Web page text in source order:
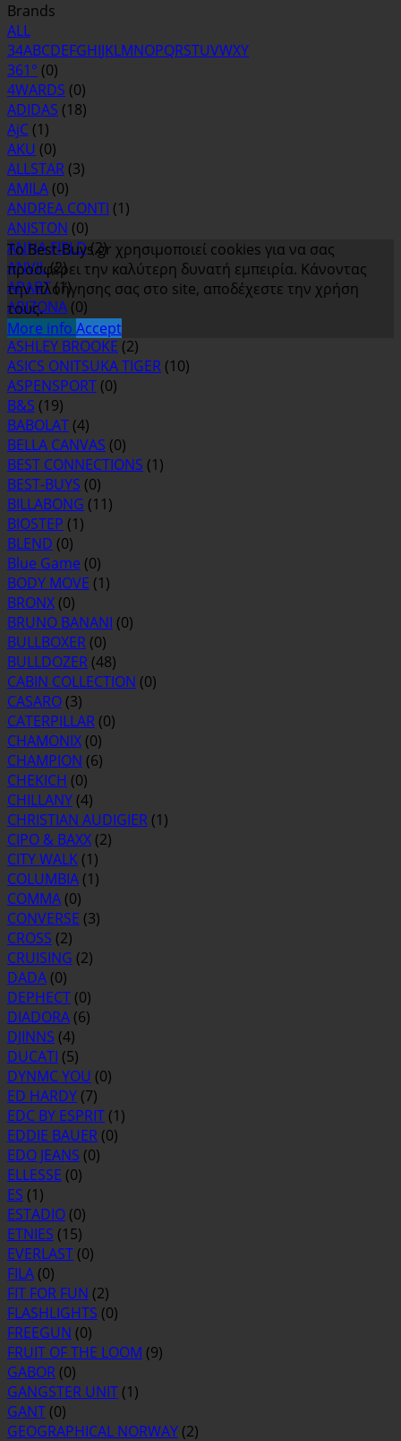
Brands
ALL
34ABCDEFGHIJKLMNOPQRSTUVWXY
361° (0)
4WARDS (0)
ADIDAS (18)
AjC (1)
AKU (0)
ALLSTAR (3)
AMILA (0)
ANDREA CONTI (1)
ANISTON (0)
ANNA FIELD(2)
ANVIL(2)
APART(1)
ARIZONA (0)
ASH(0)
ASHLEY BROOKE (2)
ASICS ONITSUKA TIGER (10)
ASPENSPORT (0)
B&S (19)
BABOLAT (4)
BELLA CANVAS (0)
BEST CONNECTIONS (1)
BEST-BUYS (0)
BILLABONG (11)
BIOSTEP (1)
BLEND (0)
Blue Game (0)
BODY MOVE (1)
BRONX (0)
BRUNO BANANI (0)
BULLBOXER (0)
BULLDOZER (48)
CABIN COLLECTION (0)
CASARO (3)
CATERPILLAR (0)
CHAMONIX (0)
CHAMPION (6)
CHEKICH (0)
CHILLANY (4)
CHRISTIAN AUDIGIER (1)
CIPO & BAXX (2)
CITY WALK (1)
COLUMBIA (1)
COMMA (0)
CONVERSE (3)
CROSS (2)
CRUISING (2)
DADA (0)
DEPHECT (0)
DIADORA (6)
DJINNS (4)
DUCATI (5)
DYNMC YOU (0)
ED HARDY (7)
EDC BY ESPRIT (1)
EDDIE BAUER (0)
EDO JEANS (0)
ELLESSE (0)
ES (1)
ESTADIO (0)
ETNIES (15)
EVERLAST (0)
FILA (0)
FIT FOR FUN (2)
FLASHLIGHTS (0)
FREEGUN (0)
FRUIT OF THE LOOM (9)
GABOR (0)
GANGSTER UNIT (1)
GANT (0)
GEOGRAPHICAL NORWAY (2)
Το Best-Buys.gr χρησιμοποιεί cookies για να σας
προσφέρει την καλύτερη δυνατή εμπειρία. Κάνοντας
την πλοήγησης σας στο site, αποδέχεστε την χρήση
τους.
More info Accept